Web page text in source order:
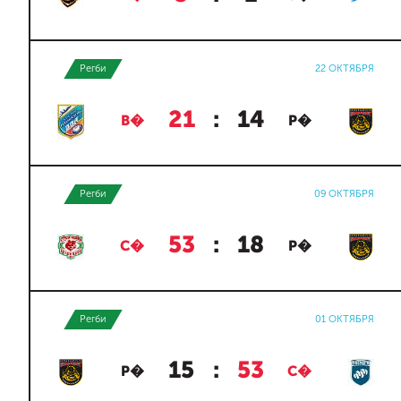
Регби 22 ОКТЯБРЯ
В� 21 : 14 Р�
Регби 09 ОКТЯБРЯ
С� 53 : 18 Р�
Регби 01 ОКТЯБРЯ
Р� 15 : 53 С�